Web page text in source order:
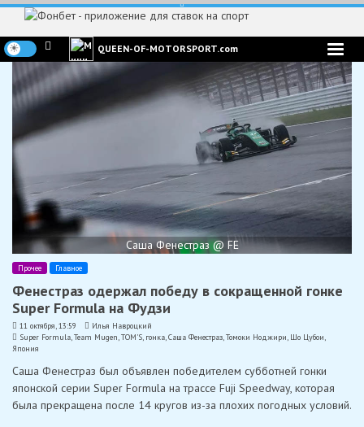
Перейти
содержимому
QUEEN-OF-MOTORSPORT.com
Саша Фенестраз @ FE
Прочее Главное
Фенестраз одержал победу в сокращенной гонке
Super Formula на Фудзи
11 октября, 13:59
Илья Навроцкий
Super Formula,Team Mugen,TOM'S, гонка,Саша Фенестраз,Томоки Ноджири, Шо Цубои
Япония
Саша Фенестраз был объявлен победителем субботней гонки
японской серии Super Formula на трассе Fuji Speedway, которая
была прекращена после 14 кругов из-за плохих погодных условий.